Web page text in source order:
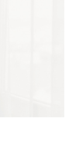
не нашли трех
-
и